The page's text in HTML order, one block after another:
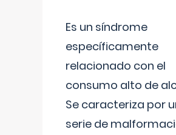
Es un síndrome
específicamente
relacionado con el
consumo alto de
Se caracteriza por
serie de